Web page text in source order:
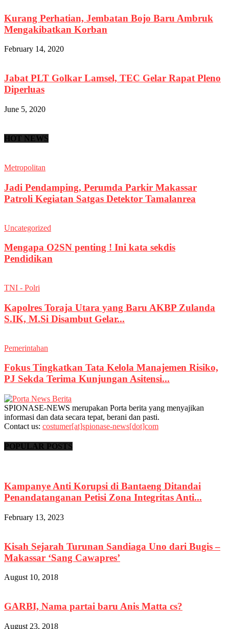
Kurang Perhatian, Jembatan Bojo Baru Ambruk
Mengakibatkan Korban
February 14, 2020
Jabat PLT Golkar Lamsel, TEC Gelar Rapat Pleno
Diperluas
June 5, 2020
HOT NEWS
Metropolitan
Jadi Pendamping, Perumda Parkir Makassar
Patroli Kegiatan Satgas Detektor Tamalanrea
Uncategorized
Mengapa O2SN penting ! Ini kata sekdis
Pendidikan
TNI - Polri
Kapolres Toraja Utara yang Baru AKBP Zulanda
S.IK, M.Si Disambut Gelar...
Pemerintahan
Fokus Tingkatkan Tata Kelola Manajemen Risiko,
PJ Sekda Terima Kunjungan Asitensi...
SPIONASE-NEWS merupakan Porta berita yang menyajikan
informasi dan data secara tepat, berani dan pasti.
Contact us: costumer[at]spionase-news[dot]com
POPULAR POSTS
Kampanye Anti Korupsi di Bantaeng Ditandai
Penandatanganan Petisi Zona Integritas Anti...
February 13, 2023
Kisah Sejarah Turunan Sandiaga Uno dari Bugis –
Makassar ‘Sang Cawapres’
August 10, 2018
GARBI, Nama partai baru Anis Matta cs?
August 23, 2018